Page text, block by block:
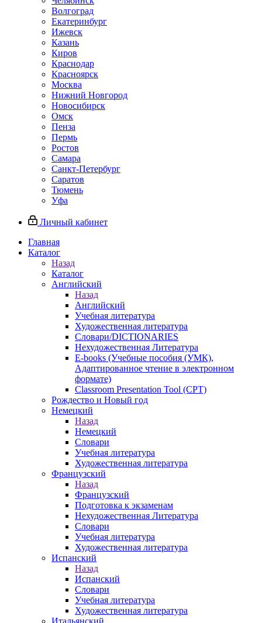
Волгоград
Екатеринбург
Ижевск
Казань
Киров
Краснодар
Красноярск
Москва
Нижний Новгород
Новосибирск
Омск
Пенза
Пермь
Ростов
Самара
Санкт-Петербург
Саратов
Тюмень
Уфа
Личный кабинет
Главная
Каталог
Назад
Каталог
Английский
Назад
Английский
Учебная литература
Художественная литература
Словари/DICTIONARIES
Нехудожественная Литература
E-books (Учебные пособия (УМК),
Адаптированное чтение в электронном
формате)
Classroom Presentation Tool (CPT)
Рождество и Новый год
Немецкий
Назад
Немецкий
Словари
Учебная литература
Художественная литература
Французский
Назад
Французский
Подготовка к экзаменам
Нехудожественная Литература
Словари
Учебная литература
Художественная литература
Испанский
Назад
Испанский
Словари
Учебная литература
Художественная литература
Итальянский